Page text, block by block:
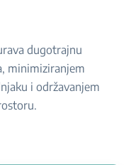
dugotrajnu
minimiziranjem
i održavanjem